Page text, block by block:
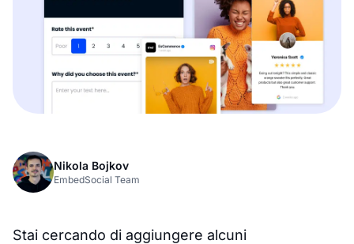
Nikola Bojkov
EmbedSocial Team
Stai cercando di aggiungere alcuni